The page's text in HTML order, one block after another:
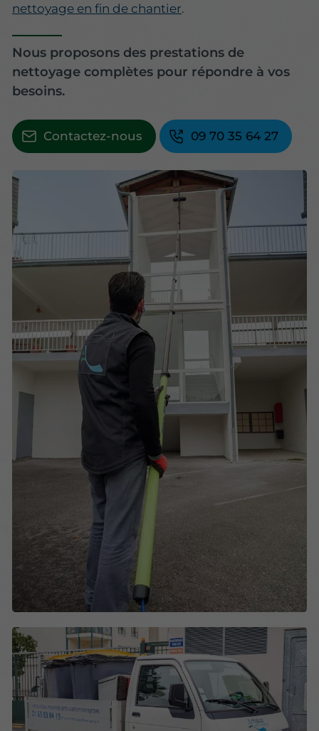
nettoyage en fin de chantier.
Nous proposons des prestations de
nettoyage complètes pour répondre à vos
besoins.
Contactez-nous 09 70 35 64 27